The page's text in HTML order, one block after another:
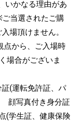
いかなる理由があ
当選されたご購
場頂けません。
から、ご入場時
場合がございま
(運転免許証、パ
顔写真付き身分証
(学生証、健康保険